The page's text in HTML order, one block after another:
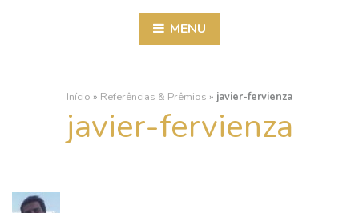
MENU
Início » Referências & Prêmios » javier-fervienza
javier-fervienza